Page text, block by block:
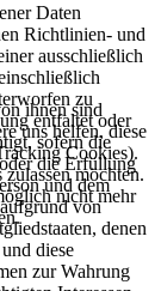
Daten
Richtlinien- und
ausschließlich
zu
entfaltet oder
sofern die
die Erfüllung
und dem
von
denen
diese
zur Wahrung
ihnen sind
uns helfen, diese
Cookies).
möchten.
nicht mehr